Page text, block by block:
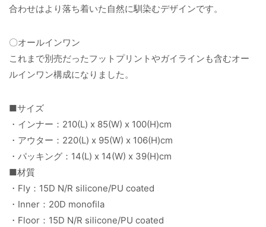
合わせはより落ち着いた自然に馴染むデザインです。
〇オールインワン
これまで別売だったフットプリントやガイラインも含むオー
ルインワン構成になりました。
■サイズ
・インナー：210(L) x 85(W) x 100(H)cm
・アウター：220(L) x 95(W) x 106(H)cm
・パッキング：14(L) x 14(W) x 39(H)cm
■材質
・Fly：15D N/R silicone/PU coated
・Inner：20D monofila
・Floor：15D N/R silicone/PU coated